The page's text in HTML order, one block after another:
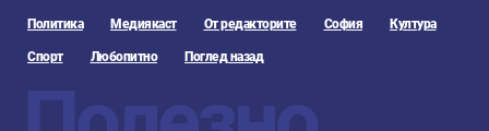
Политика Медиякаст От редакторите София Култура
Спорт Любопитно Поглед назад